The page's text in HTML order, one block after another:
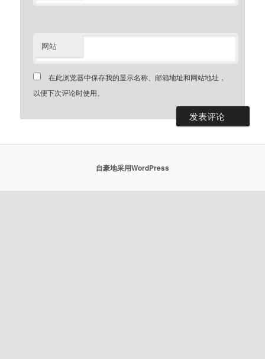
网站
在此浏览器中保存我的显示名称、邮箱地址和网站地址，
以便下次评论时使用。
自豪地采用WordPress